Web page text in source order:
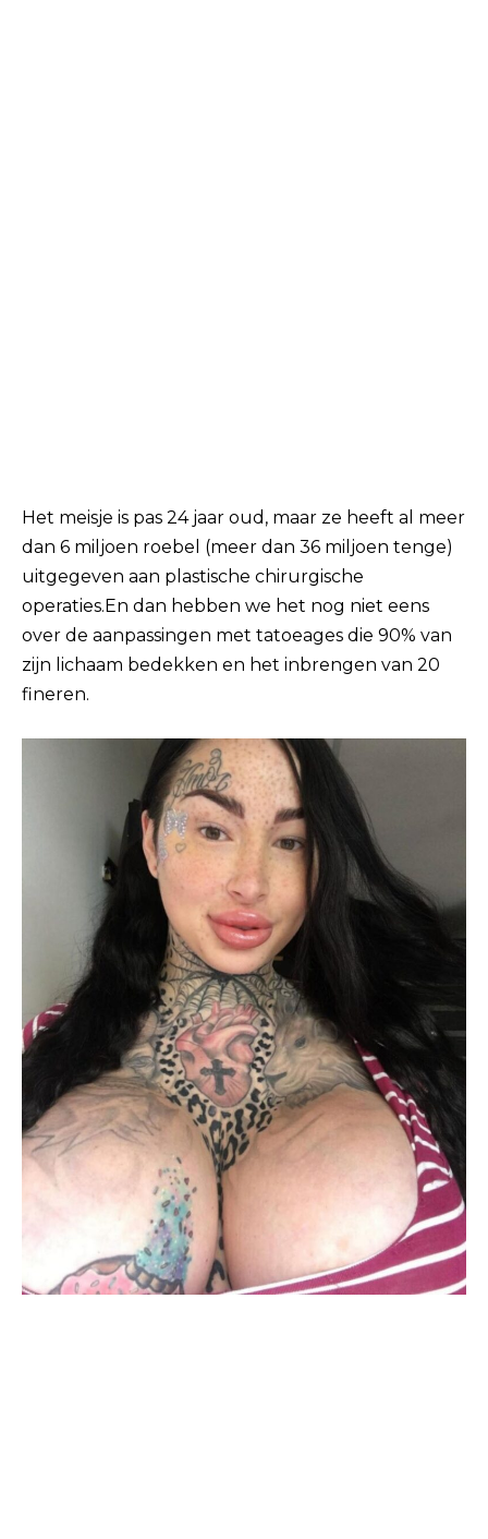
Het meisje is pas 24 jaar oud, maar ze heeft al meer
dan 6 miljoen roebel (meer dan 36 miljoen tenge)
uitgegeven aan plastische chirurgische
operaties.En dan hebben we het nog niet eens
over de aanpassingen met tatoeages die 90% van
zijn lichaam bedekken en het inbrengen van 20
fineren.